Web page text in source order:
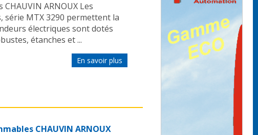
ARNOUX Les
MTX 3290 permettent la
électriques sont dotés
étanches et ...
En savoir plus
CHAUVIN ARNOUX